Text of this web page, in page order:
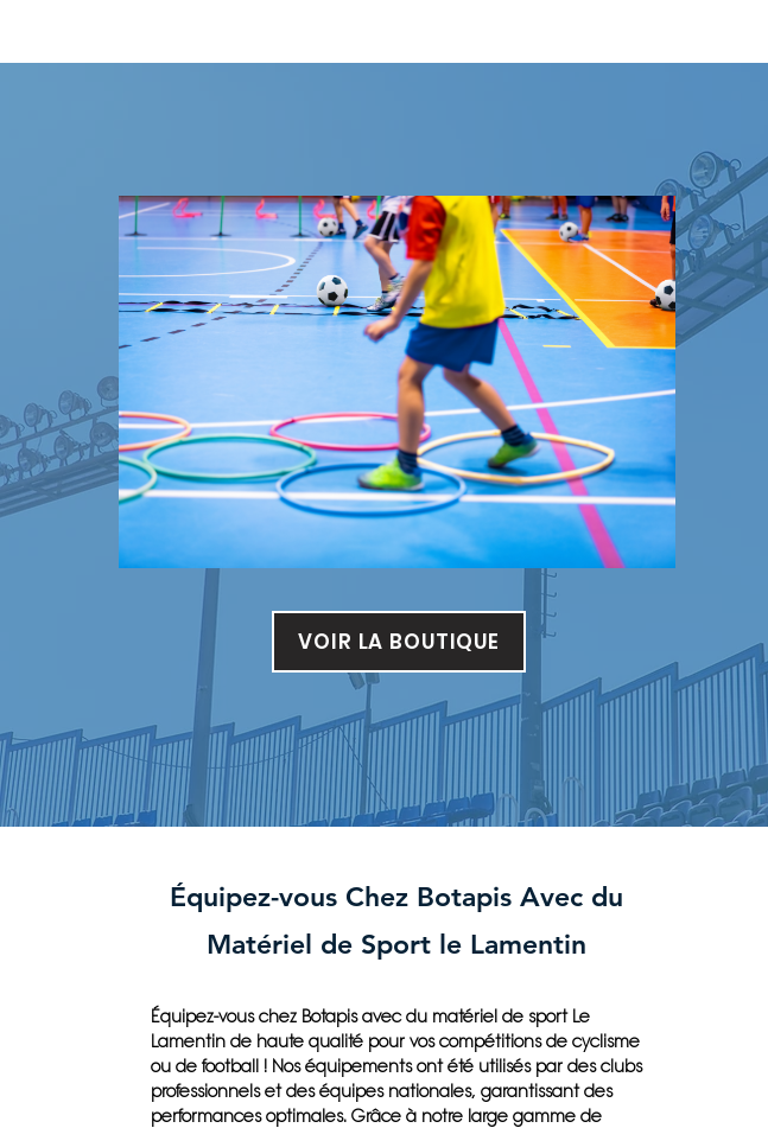
VOIR LA BOUTIQUE
Équipez-vous Chez Botapis Avec du
Matériel de Sport le Lamentin
Équipez-vous chez Botapis avec du matériel de sport Le
Lamentin de haute qualité pour vos compétitions de cyclisme
ou de football ! Nos équipements ont été utilisés par des clubs
professionnels et des équipes nationales, garantissant des
performances optimales. Grâce à notre large gamme de